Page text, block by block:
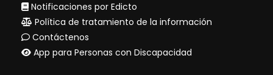
Notificaciones por Edicto
Política de tratamiento de la información
Contáctenos
App para Personas con Discapacidad